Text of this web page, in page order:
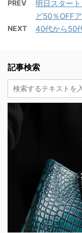
PREV
明日スター
ど50％OFF
NEXT 40代から50
記事検索